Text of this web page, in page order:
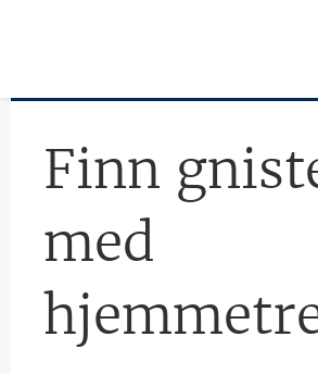
Finn
med